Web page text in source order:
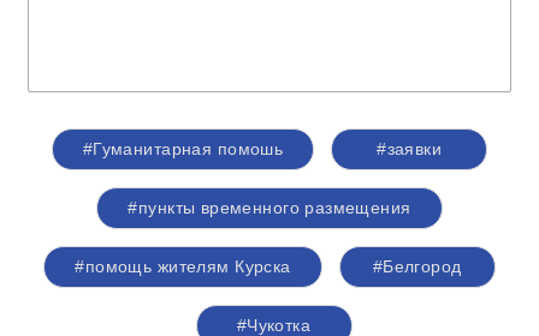
#Гуманитарная помошь #заявки
#пункты временного размещения
#помощь жителям Курска #Белгород
#Чукотка